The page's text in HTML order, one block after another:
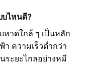
บไหนดี?
หาดใกล้ ๆ เป็นหลัก
ความเร็วต่ำกว่า
ระยะไกลอย่างหมี